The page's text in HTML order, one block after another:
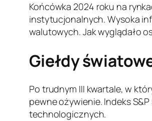
Końcówka 2024 roku na
instytucjonalnych. Wysoka
walutowych. Jak wyglądało
Giełdy
Po trudnym III kwartale, w
pewne ożywienie. Indeks
technologicznych.